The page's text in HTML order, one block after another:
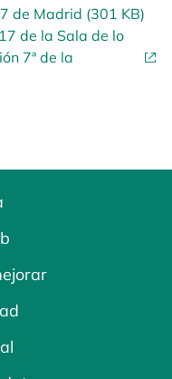
de Madrid (301 KB)
de la Sala de lo
7ª de la